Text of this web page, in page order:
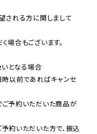
される方に関しまして
場合もございます。
となる場合
以前であればキャンセ
ご予約いただいた商品が
約いただいた方で、振込